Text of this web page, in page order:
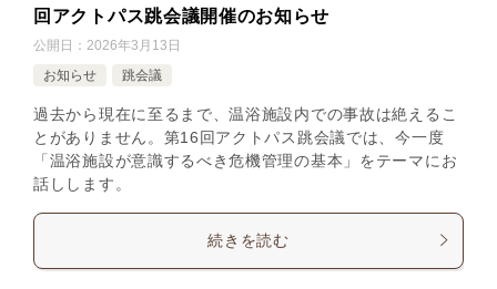
回アクトパス跳会議開催のお知らせ
公開日： 2026年3月13日
お知らせ
跳会議
過去から現在に至るまで、温浴施設内での事故は絶えるこ
とがありません。第16回アクトパス跳会議では、今一度
「温浴施設が意識するべき危機管理の基本」をテーマにお
話しします。
続きを読む